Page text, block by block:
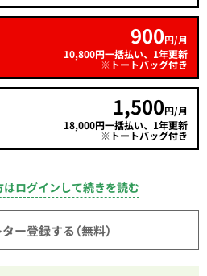
900円/月
10,800円一括払い、1年更新
※トートバッグ付き
1,500円/月
18,000円一括払い、1年更新
※トートバッグ付き
ログインして続きを読む
ー登録する（無料）